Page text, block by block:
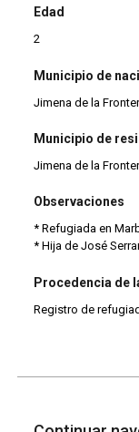
Edad
2
Municipio de
Jimena de la
Municipio de
Jimena de la
Observaciones
* Refugiada en
* Hija de José
Procedencia de
Registro de